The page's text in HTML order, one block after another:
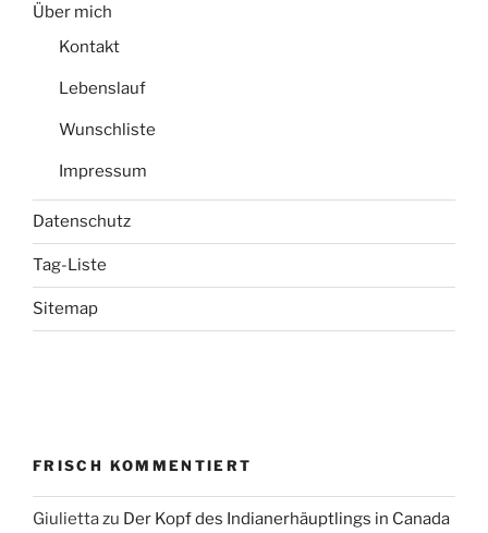
Über mich
Kontakt
Lebenslauf
Wunschliste
Impressum
Datenschutz
Tag-Liste
Sitemap
FRISCH KOMMENTIERT
Giuliettazu Der Kopf des Indianerhäuptlings in Canada